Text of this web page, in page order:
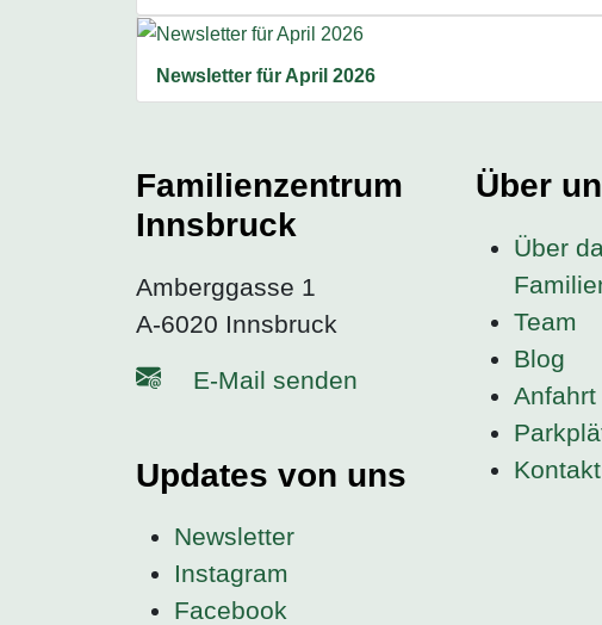
Newsletter für April 2026
Familienzentrum
Innsbruck
Amberggasse 1
A-6020 Innsbruck
E-Mail senden
Updates von uns
Newsletter
Instagram
Facebook
Über
Über
Team
Blog
Anfahrt
Kontakt